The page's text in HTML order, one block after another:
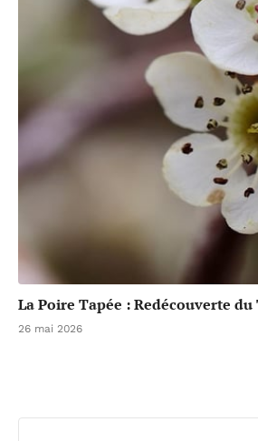
La Poire Tapée : Redécouverte
26 mai 2026